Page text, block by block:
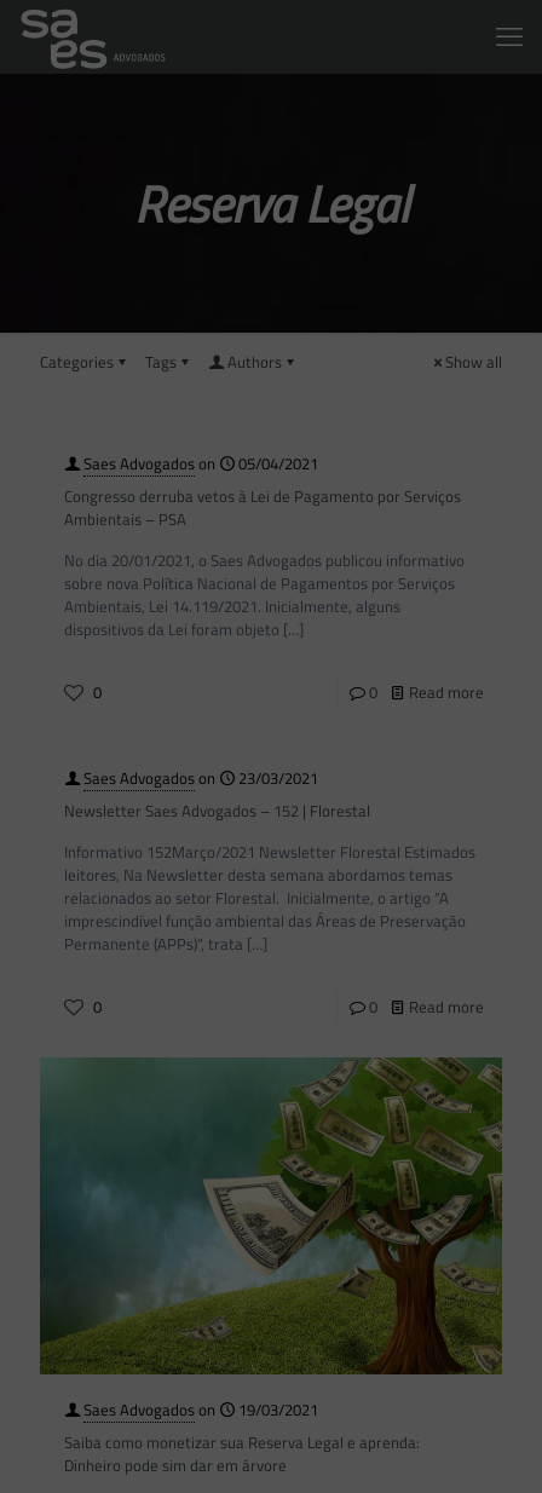
Reserva Legal
Categories Tags Authors Show all
Saes Advogadoson
05/04/2021
Congresso derruba vetos à Lei de Pagamento por Serviços
Ambientais – PSA
No dia 20/01/2021, o Saes Advogados publicou informativo
sobre nova Política Nacional de Pagamentos por Serviços
Ambientais, Lei 14.119/2021. Inicialmente, alguns
dispositivos da Lei foram objeto […]
0 0 Read more
Saes Advogadoson
23/03/2021
Newsletter Saes Advogados – 152 | Florestal
Informativo 152Março/2021 Newsletter Florestal Estimados
leitores, Na Newsletter desta semana abordamos temas
relacionados ao setor Florestal. Inicialmente, o artigo “A
imprescindível função ambiental das Áreas de Preservação
Permanente (APPs)“, trata […]
0 0 Read more
Saes Advogadoson
19/03/2021
Saiba como monetizar sua Reserva Legal e aprenda:
Dinheiro pode sim dar em árvore